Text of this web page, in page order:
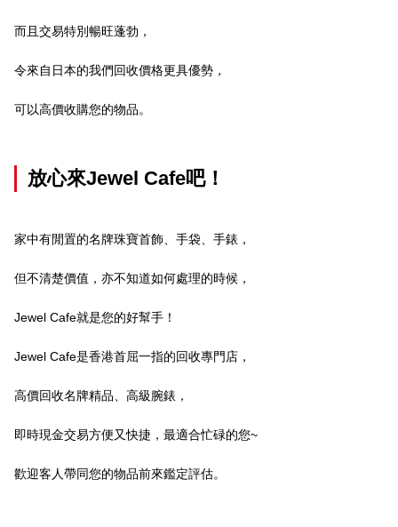
而且交易特別暢旺蓬勃，
令來自日本的我們回收價格更具優勢，
可以高價收購您的物品。
放心來Jewel Cafe吧！
家中有閒置的名牌珠寶首飾、手袋、手錶，
但不清楚價值，亦不知道如何處理的時候，
Jewel Cafe就是您的好幫手！
Jewel Cafe是香港首屈一指的回收專門店，
高價回收名牌精品、高級腕錶，
即時現金交易方便又快捷，最適合忙碌的您~
歡迎客人帶同您的物品前來鑑定評估。